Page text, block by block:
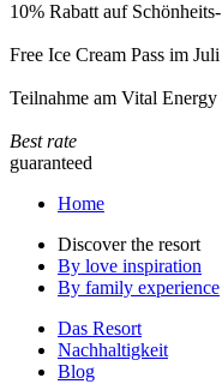
10% Rabatt auf
Free Ice Cream Pass im
Teilnahme am Vital
Best rate
guaranteed
Home
Discover the resort
By love inspiration
By family experience
Das Resort
Nachhaltigkeit
Blog